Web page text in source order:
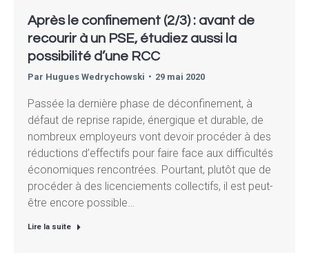
Après le confinement (2/3) : avant de
recourir à un PSE, étudiez aussi la
possibilité d’une RCC
Par Hugues Wedrychowski 29 mai 2020
Passée la dernière phase de déconfinement, à
défaut de reprise rapide, énergique et durable, de
nombreux employeurs vont devoir procéder à des
réductions d’effectifs pour faire face aux difficultés
économiques rencontrées. Pourtant, plutôt que de
procéder à des licenciements collectifs, il est peut-
être encore possible…
Lire la suite